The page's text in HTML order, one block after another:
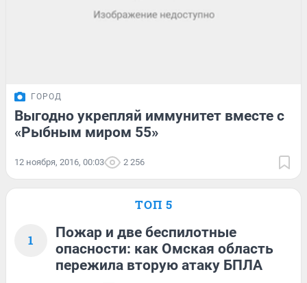
ГОРОД
Выгодно укрепляй иммунитет вместе с
«Рыбным миром 55»
12 ноября, 2016, 00:03 2 256
ТОП 5
1
Пожар и две беспилотные
опасности: как Омская область
пережила вторую атаку БПЛА